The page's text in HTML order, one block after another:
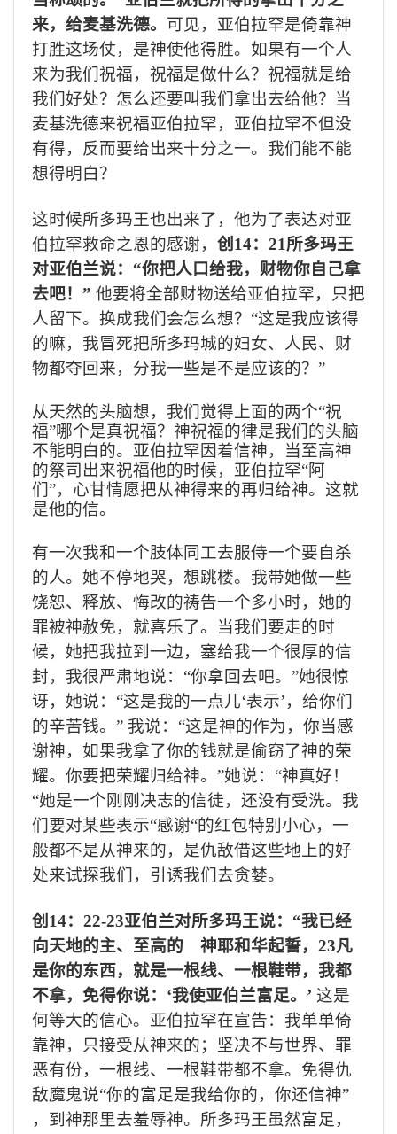
来，给麦基洗德。 可见，亚伯拉罕是倚靠神
打胜这场仗，是神使他得胜。如果有一个人
来为我们祝福，祝福是做什么？祝福就是给
我们好处？怎么还要叫我们拿出去给他？当
麦基洗德来祝福亚伯拉罕，亚伯拉罕不但没
有得，反而要给出来十分之一。我们能不能
想得明白？
这时候所多玛王也出来了，他为了表达对亚
伯拉罕救命之恩的感谢， 创 14： 21所多玛王
对亚伯兰说： “你把人口给我，财物你自己拿
去吧！ ” 他要将全部财物送给亚伯拉罕，只把
人留下。换成我们会怎么想？“这是我应该得
的嘛，我冒死把所多玛城的妇女、人民、财
物都夺回来，分我一些是不是应该的？”
从天然的头脑想，我们觉得上面的两个“祝
福”哪个是真祝福？神祝福的律是我们的头脑
不能明白的。亚伯拉罕因着信神，当至高神
的祭司出来祝福他的时候，亚伯拉罕“阿
们”，心甘情愿把从神得来的再归给神。这就
是他的信。
有一次我和一个肢体同工去服侍一个要自杀
的人。她不停地哭，想跳楼。我带她做一些
饶恕、释放、悔改的祷告一个多小时，她的
罪被神赦免，就喜乐了。当我们要走的时
候，她把我拉到一边，塞给我一个很厚的信
封，我很严肃地说：“你拿回去吧。”她很惊
讶，她说：“这是我的一点儿‘表示’，给你们
的辛苦钱。” 我说：“这是神的作为，你当感
谢神，如果我拿了你的钱就是偷窃了神的荣
耀。你要把荣耀归给神。”她说：“神真好！
“她是一个刚刚决志的信徒，还没有受洗。我
们要对某些表示“感谢“的红包特别小心，一
般都不是从神来的，是仇敌借这些地上的好
处来试探我们，引诱我们去贪婪。
创 14： 22-23亚伯兰对所多玛王说：“我已经
向天地的主、至高的 神耶和华起誓， 23凡
是你的东西，就是一根线、一根鞋带，我都
不拿，免得你说：‘我使亚伯兰富足。’ 这是
何等大的信心。亚伯拉罕在宣告：我单单倚
靠神，只接受从神来的；坚决不与世界、罪
恶有份，一根线、一根鞋带都不拿。免得仇
敌魔鬼说“你的富足是我给你的，你还信神”
，到神那里去羞辱神。所多玛王虽然富足，